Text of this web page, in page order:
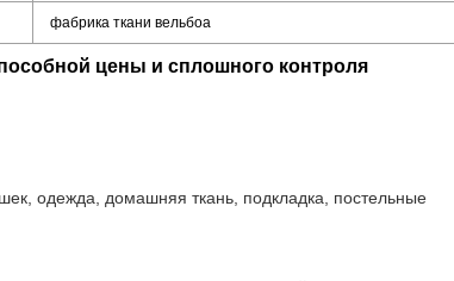
фабрика ткани вельбоа
цены и сплошного контроля
одежда, домашняя ткань, подкладка, постельные